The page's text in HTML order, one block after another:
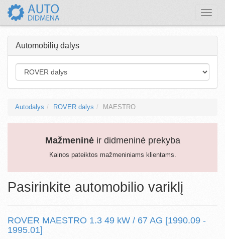
Toggle
Automobilių dalys
Autodalys ROVER dalys MAESTRO
Mažmeninėir didmeninė prekyba
Kainos pateiktos mažmeniniams klientams.
Pasirinkite automobilio variklį
ROVER MAESTRO 1.3 49 kW / 67 AG [1990.09 -
1995.01]